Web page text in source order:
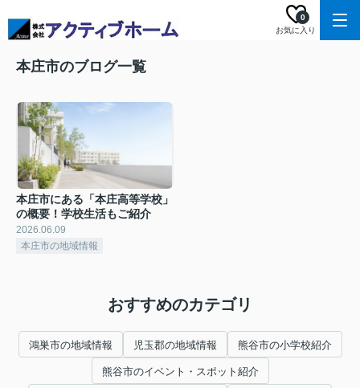
お気に入り
0
本庄市のブログ一覧
本庄市にある「本庄高等学校」
の概要！学校生活もご紹介
2026.06.09
本庄市の地域情報
おすすめのカテゴリ
鴻巣市の地域情報 児玉郡の地域情報 熊谷市の小学校紹介
熊谷市のイベント・スポット紹介